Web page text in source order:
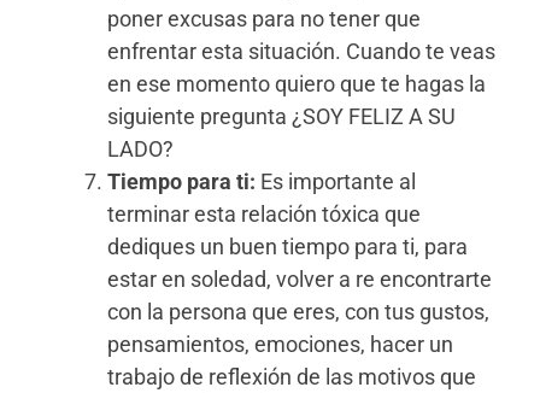
poner excusas para no tener que
enfrentar esta situación. Cuando te veas
en ese momento quiero que te hagas la
siguiente pregunta ¿SOY FELIZ A SU
LADO?
Tiempo para ti: Es importante al
terminar esta relación tóxica que
dediques un buen tiempo para ti, para
estar en soledad, volver a re encontrarte
con la persona que eres, con tus gustos,
pensamientos, emociones, hacer un
trabajo de reflexión de las motivos que